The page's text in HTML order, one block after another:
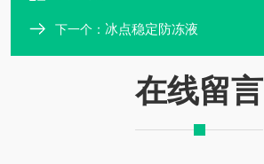
下一个： 冰点稳定防冻液
在线留言